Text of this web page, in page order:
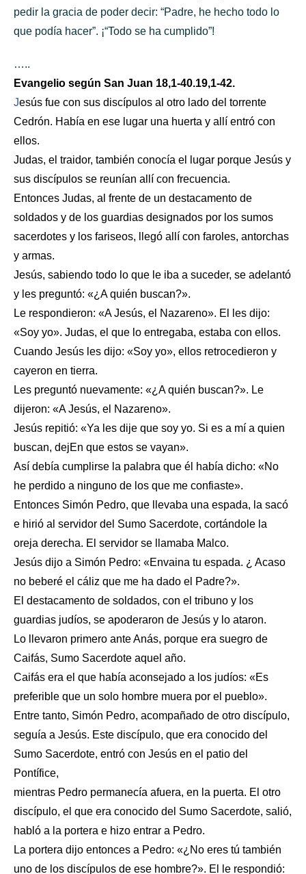
pedir la gracia de poder decir: “Padre, he hecho todo lo
que podía hacer”. ¡“Todo se ha cumplido”!
…..
Evangelio según San Juan 18,1-40.19,1-42.
Jesús fue con sus discípulos al otro lado del torrente
Cedrón. Había en ese lugar una huerta y allí entró con
ellos.
Judas, el traidor, también conocía el lugar porque Jesús y
sus discípulos se reunían allí con frecuencia.
Entonces Judas, al frente de un destacamento de
soldados y de los guardias designados por los sumos
sacerdotes y los fariseos, llegó allí con faroles, antorchas
y armas.
Jesús, sabiendo todo lo que le iba a suceder, se adelantó
y les preguntó: «¿A quién buscan?».
Le respondieron: «A Jesús, el Nazareno». El les dijo:
«Soy yo». Judas, el que lo entregaba, estaba con ellos.
Cuando Jesús les dijo: «Soy yo», ellos retrocedieron y
cayeron en tierra.
Les preguntó nuevamente: «¿A quién buscan?». Le
dijeron: «A Jesús, el Nazareno».
Jesús repitió: «Ya les dije que soy yo. Si es a mí a quien
buscan, dejEn que estos se vayan».
Así debía cumplirse la palabra que él había dicho: «No
he perdido a ninguno de los que me confiaste».
Entonces Simón Pedro, que llevaba una espada, la sacó
e hirió al servidor del Sumo Sacerdote, cortándole la
oreja derecha. El servidor se llamaba Malco.
Jesús dijo a Simón Pedro: «Envaina tu espada. ¿ Acaso
no beberé el cáliz que me ha dado el Padre?».
El destacamento de soldados, con el tribuno y los
guardias judíos, se apoderaron de Jesús y lo ataron.
Lo llevaron primero ante Anás, porque era suegro de
Caifás, Sumo Sacerdote aquel año.
Caifás era el que había aconsejado a los judíos: «Es
preferible que un solo hombre muera por el pueblo».
Entre tanto, Simón Pedro, acompañado de otro discípulo,
seguía a Jesús. Este discípulo, que era conocido del
Sumo Sacerdote, entró con Jesús en el patio del
Pontífice,
mientras Pedro permanecía afuera, en la puerta. El otro
discípulo, el que era conocido del Sumo Sacerdote, salió,
habló a la portera e hizo entrar a Pedro.
La portera dijo entonces a Pedro: «¿No eres tú también
uno de los discípulos de ese hombre?». El le respondió: